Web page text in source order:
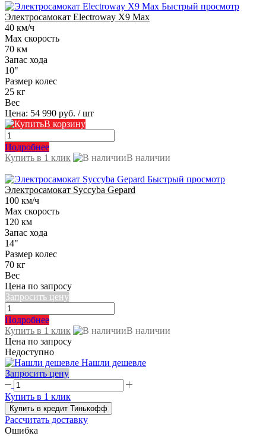
Быстрый просмотр
Электросамокат Electroway X9 Max
40 км/ч
Max скорость
70 км
Запас хода
10"
Размер колес
25 кг
Вес
Цена: 54 990 руб. / шт
В корзину
Подробнее
Купить в 1 клик
В наличии
Быстрый просмотр
Электросамокат Syccyba Gepard
100 км/ч
Max скорость
120 км
Запас хода
14"
Размер колес
70 кг
Вес
Цена по запросу
Запросить цену
Подробнее
Купить в 1 клик
В наличии
Цена по запросу
Недоступно
Нашли дешевле
Запросить цену
Купить в 1 клик
Купить в кредит Тинькофф
Рассчитать доставку
Ошибка